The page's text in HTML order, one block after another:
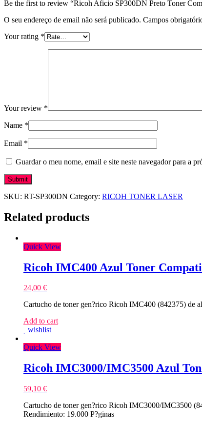
Be the first to review “Ricoh Aficio SP300DN Preto Toner
O seu endereço de email não será publicado. Campos
Your rating *
Your review *
Name *
Email *
Guardar o meu nome, email e site neste navegador para a
SKU: RT-SP300DN Category: RICOH TONER LASER
Related products
Quick View
Ricoh IMC400 Azul Toner
24,00 €
Cartucho de toner gen?rico Ricoh IMC400 (842375) de
Add to cart
wishlist
Quick View
Ricoh IMC3000/IMC3500 Azul
59,10 €
Cartucho de toner gen?rico Ricoh IMC3000/IMC3500
Rendimiento: 19.000 P?ginas